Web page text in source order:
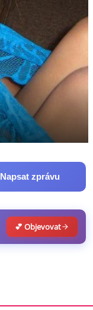
Napsat zprávu
💕 Objevovat